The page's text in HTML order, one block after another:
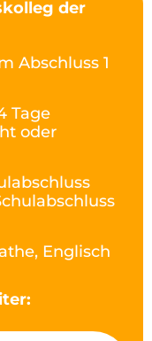
der
Abschluss 1
Tage
oder
Englisch